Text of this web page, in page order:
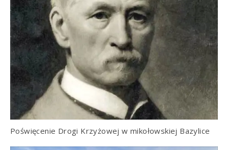
Poświęcenie Drogi Krzyżowej w mikołowskiej Bazylice